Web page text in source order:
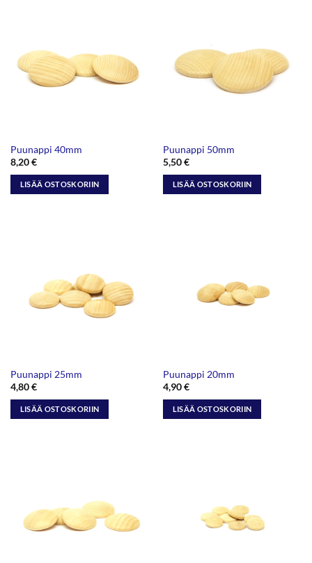
Puunappi 40mm
8,20€
LISÄÄ OSTOSKORIIN
Puunappi 50mm
5,50€
LISÄÄ OSTOSKORIIN
Puunappi 25mm
4,80€
LISÄÄ OSTOSKORIIN
Puunappi 20mm
4,90€
LISÄÄ OSTOSKORIIN